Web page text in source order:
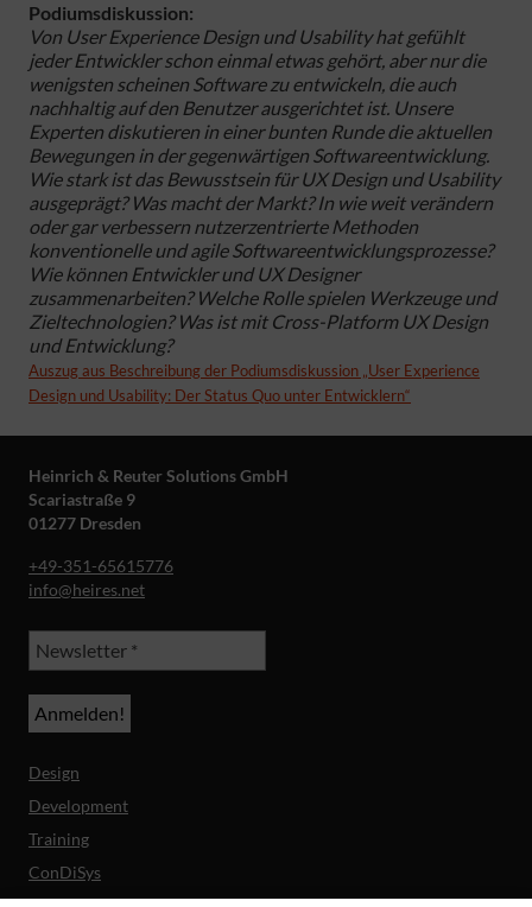
Podiumsdiskussion:
Von User Experience Design und Usability hat gefühlt
jeder Entwickler schon einmal etwas gehört, aber nur die
wenigsten scheinen Software zu entwickeln, die auch
nachhaltig auf den Benutzer ausgerichtet ist. Unsere
Experten diskutieren in einer bunten Runde die aktuellen
Bewegungen in der gegenwärtigen Softwareentwicklung.
Wie stark ist das Bewusstsein für UX Design und Usability
ausgeprägt? Was macht der Markt? In wie weit verändern
oder gar verbessern nutzerzentrierte Methoden
konventionelle und agile Softwareentwicklungsprozesse?
Wie können Entwickler und UX Designer
zusammenarbeiten? Welche Rolle spielen Werkzeuge und
Zieltechnologien? Was ist mit Cross-Platform UX Design
und Entwicklung?
Auszug aus Beschreibung der Podiumsdiskussion „User Experience
Design und Usability: Der Status Quo unter Entwicklern“
Heinrich & Reuter Solutions GmbH
Scariastraße 9
01277 Dresden
+49-351-65615776
info@heires.net
Design
Development
Training
ConDiSys